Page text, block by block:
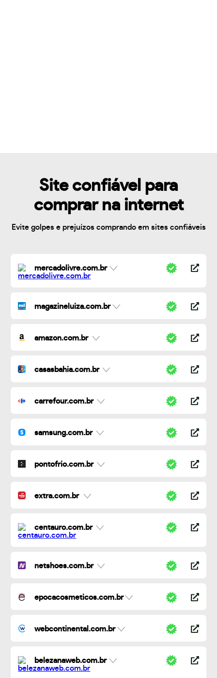
Site confiável para
comprar na internet
Evite golpes e prejuízos comprando em sites confiáveis
mercadolivre.com.br
magazineluiza.com.br
amazon.com.br
casasbahia.com.br
carrefour.com.br
samsung.com.br
pontofrio.com.br
extra.com.br
centauro.com.br
netshoes.com.br
epocacosmeticos.com.br
webcontinental.com.br
belezanaweb.com.br